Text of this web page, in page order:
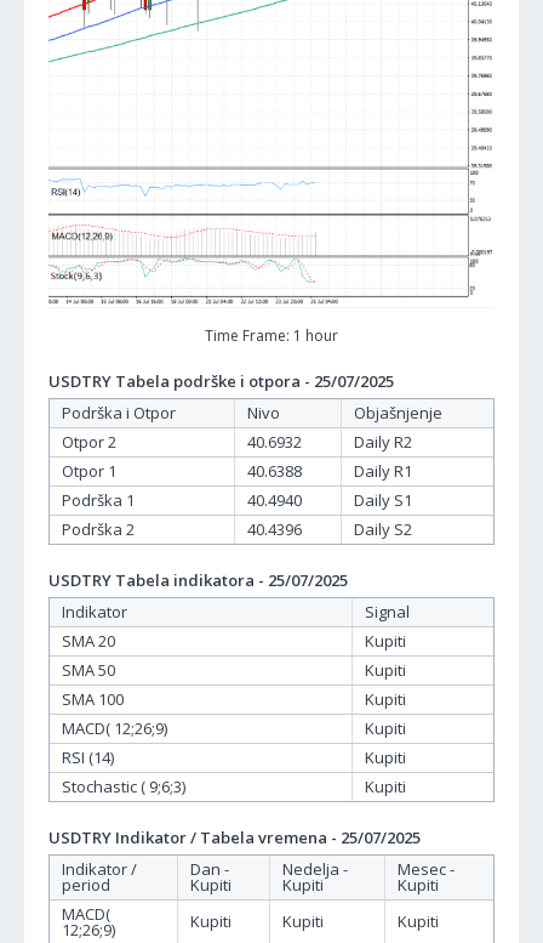
Time Frame: 1 hour
USDTRY Tabela podrške i otpora - 25/07/2025
Podrška i Otpor
Nivo
Objašnjenje
Otpor 2
40.6932
Daily R2
Otpor 1
40.6388
Daily R1
Podrška 1
40.4940
Daily S1
Podrška 2
40.4396 Daily S2
USDTRY Tabela indikatora - 25/07/2025
Indikator
Signal
SMA 20
Kupiti
SMA 50
Kupiti
SMA 100
Kupiti
MACD( 12;26;9)
Kupiti
RSI (14)
Kupiti
Stochastic ( 9;6;3)
Kupiti
USDTRY Indikator / Tabela vremena - 25/07/2025
Indikator /
period
Dan -
Kupiti
Nedelja -
Kupiti
Mesec -
Kupiti
MACD(
12;26;9) Kupiti Kupiti
Kupiti